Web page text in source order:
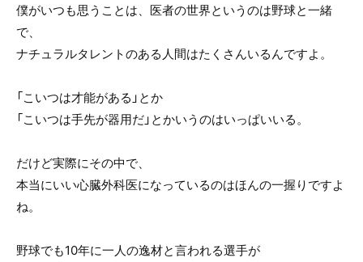
僕がいつも思うことは、医者の世界というのは野球と一緒
で、
ナチュラルタレントのある人間はたくさんいるんですよ。
「こいつは才能がある」とか
「こいつは手先が器用だ」とかいうのはいっぱいいる。
だけど実際にその中で、
本当にいい心臓外科医になっているのはほんの一握りですよ
ね。
野球でも10年に一人の逸材と言われる選手が